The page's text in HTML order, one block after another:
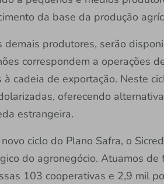
da base da produção
demais produtores, serão
correspondem a operações
à cadeia de exportação. Neste
oferecendo
estrangeira.
novo ciclo do Plano Safra, o
do agronegócio. Atuamos
103 cooperativas e 2,9 mil